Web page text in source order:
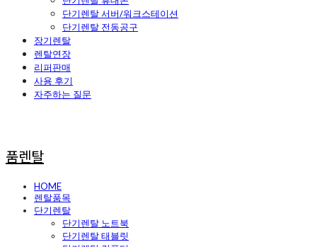
단기렌탈 서버/워크스테이션
단기렌탈 전동공구
장기렌탈
렌탈연장
리퍼판매
사용 후기
자주하는 질문
품렌탈
HOME
렌탈품목
단기렌탈
단기렌탈 노트북
단기렌탈 태블릿